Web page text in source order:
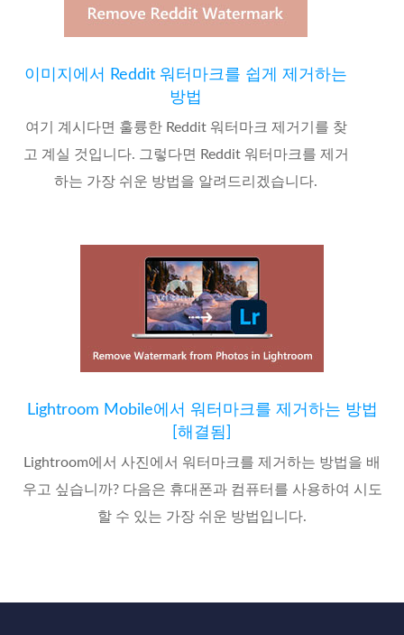
이미지에서 Reddit 워터마크를 쉽게 제거하는
방법
여기 계시다면 훌륭한 Reddit 워터마크 제거기를 찾
고 계실 것입니다. 그렇다면 Reddit 워터마크를 제거
하는 가장 쉬운 방법을 알려드리겠습니다.
Lightroom Mobile에서 워터마크를 제거하는 방법
[해결됨]
Lightroom에서 사진에서 워터마크를 제거하는 방법을 배
우고 싶습니까? 다음은 휴대폰과 컴퓨터를 사용하여 시도
할 수 있는 가장 쉬운 방법입니다.